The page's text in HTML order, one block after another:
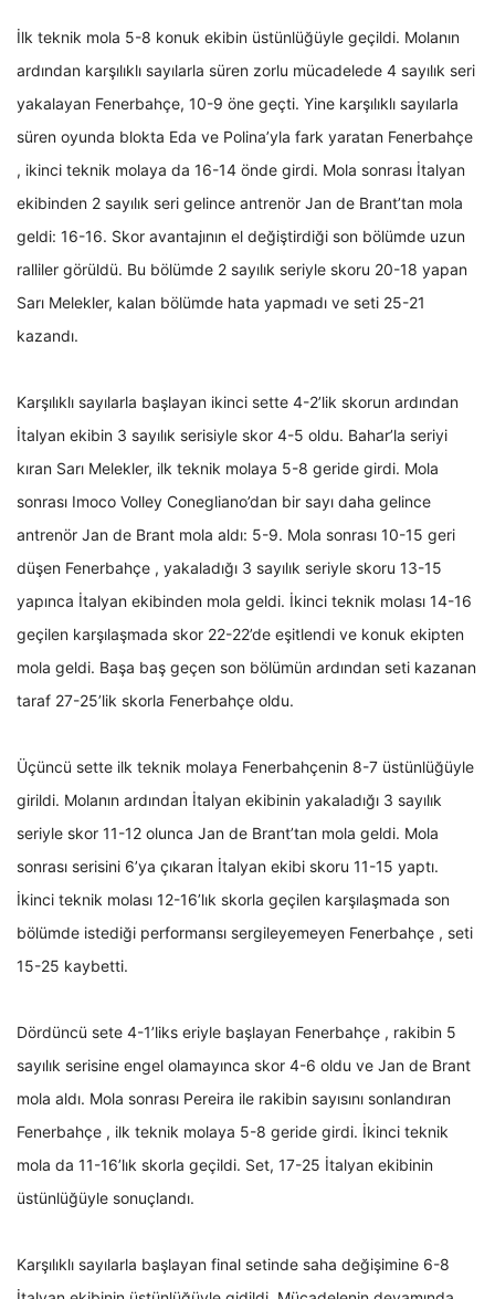
İlk teknik mola 5-8 konuk ekibin üstünlüğüyle geçildi. Molanın
ardından karşılıklı sayılarla süren zorlu mücadelede 4 sayılık seri
yakalayan Fenerbahçe, 10-9 öne geçti. Yine karşılıklı sayılarla
süren oyunda blokta Eda ve Polina’yla fark yaratan Fenerbahçe
, ikinci teknik molaya da 16-14 önde girdi. Mola sonrası İtalyan
ekibinden 2 sayılık seri gelince antrenör Jan de Brant’tan mola
geldi: 16-16. Skor avantajının el değiştirdiği son bölümde uzun
ralliler görüldü. Bu bölümde 2 sayılık seriyle skoru 20-18 yapan
Sarı Melekler, kalan bölümde hata yapmadı ve seti 25-21
kazandı.
Karşılıklı sayılarla başlayan ikinci sette 4-2’lik skorun ardından
İtalyan ekibin 3 sayılık serisiyle skor 4-5 oldu. Bahar’la seriyi
kıran Sarı Melekler, ilk teknik molaya 5-8 geride girdi. Mola
sonrası Imoco Volley Conegliano’dan bir sayı daha gelince
antrenör Jan de Brant mola aldı: 5-9. Mola sonrası 10-15 geri
düşen Fenerbahçe , yakaladığı 3 sayılık seriyle skoru 13-15
yapınca İtalyan ekibinden mola geldi. İkinci teknik molası 14-16
geçilen karşılaşmada skor 22-22’de eşitlendi ve konuk ekipten
mola geldi. Başa baş geçen son bölümün ardından seti kazanan
taraf 27-25’lik skorla Fenerbahçe oldu.
Üçüncü sette ilk teknik molaya Fenerbahçenin 8-7 üstünlüğüyle
girildi. Molanın ardından İtalyan ekibinin yakaladığı 3 sayılık
seriyle skor 11-12 olunca Jan de Brant’tan mola geldi. Mola
sonrası serisini 6’ya çıkaran İtalyan ekibi skoru 11-15 yaptı.
İkinci teknik molası 12-16’lık skorla geçilen karşılaşmada son
bölümde istediği performansı sergileyemeyen Fenerbahçe , seti
15-25 kaybetti.
Dördüncü sete 4-1’liks eriyle başlayan Fenerbahçe , rakibin 5
sayılık serisine engel olamayınca skor 4-6 oldu ve Jan de Brant
mola aldı. Mola sonrası Pereira ile rakibin sayısını sonlandıran
Fenerbahçe , ilk teknik molaya 5-8 geride girdi. İkinci teknik
mola da 11-16’lık skorla geçildi. Set, 17-25 İtalyan ekibinin
üstünlüğüyle sonuçlandı.
Karşılıklı sayılarla başlayan final setinde saha değişimine 6-8